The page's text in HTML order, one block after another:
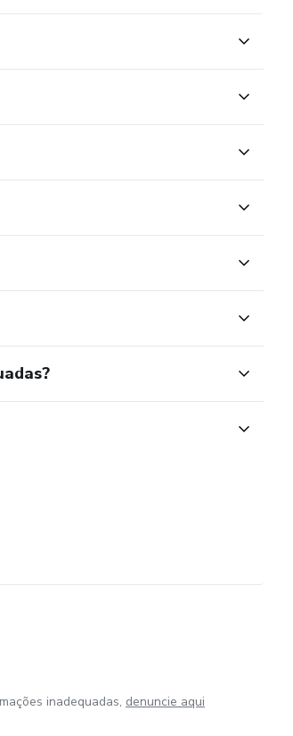
inadequadas, denuncie aqui